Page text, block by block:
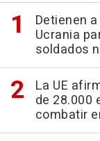
Detienen
Ucrania
soldados
La UE
de 28.000
combatir